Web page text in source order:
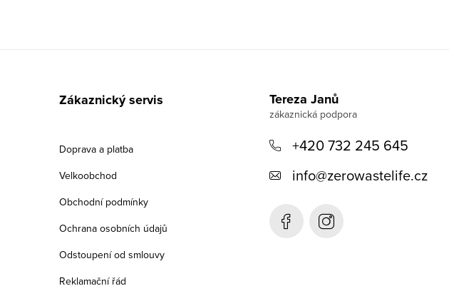
Zákaznický servis
Doprava a platba
Velkoobchod
Obchodní podmínky
Ochrana osobních údajů
Odstoupení od smlouvy
Reklamační řád
Tereza Janů
+420 732 245 645
info@zerowastelife.cz